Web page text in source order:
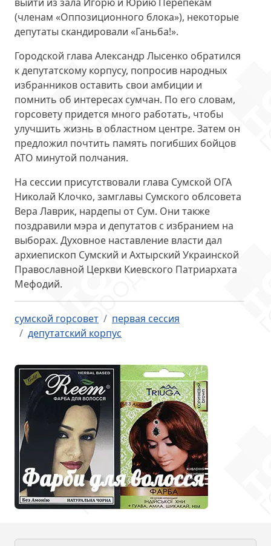
(членам «Оппозиционного блока»), некоторые
депутаты скандировали «Ганьба!».
Городской глава Александр Лысенко обратился
к депутатскому корпусу, попросив народных
избранников оставить свои амбиции и
помнить об интересах сумчан. По его словам,
горсовету придется много работать, чтобы
улучшить жизнь в областном центре. Затем он
предложил почтить память погибших бойцов
АТО минутой полчания.
На сессии присутствовали глава Сумской ОГА
Николай Клочко, замглавы Сумского облсовета
Вера Лаврик, нардепы от Сум. Они также
поздравили мэра и депутатов с избранием на
выборах. Духовное наставление власти дал
архиепископ Сумский и Ахтырский Украинской
Православной Церкви Киевского Патриархата
Мефодий.
сумской горсовет
первая сессия
депутатский корпус